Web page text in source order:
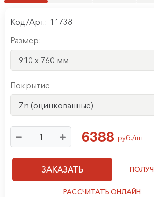
Код/Арт.: 11738
Размер:
910 x 760 мм
Покрытие
Zn (оцинкованные)
6388 руб./шт
ЗАКАЗАТЬ
РАССЧИТАТЬ ОНЛАЙН